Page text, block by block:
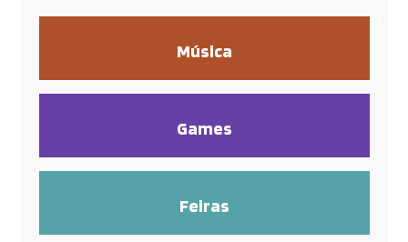
Música
Games
Feiras